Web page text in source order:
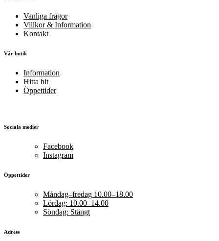
Vanliga frågor
Villkor & Information
Kontakt
Vår butik
Information
Hitta hit
Öppettider
Sociala medier
Facebook
Instagram
Öppettider
Måndag–fredag 10.00–18.00
Lördag: 10.00–14.00
Söndag: Stängt
Adress